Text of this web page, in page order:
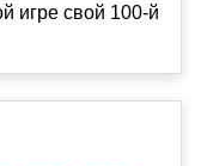
игре свой 100-й